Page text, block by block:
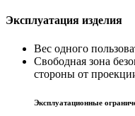
Эксплуатация изделия
Вес одного
Свободная зона
стороны от
Эксплуатационные